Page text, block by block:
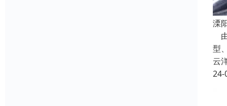
溧
型
云
24-